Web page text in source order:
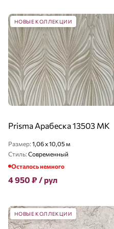
НОВЫЕ КОЛЛЕКЦИИ
Prisma Арабеска 13503 MK
Размер: 1,06 x 10,05 м
Стиль: Современный
Осталось немного
4 950 ₽ / рул
НОВЫЕ КОЛЛЕКЦИИ